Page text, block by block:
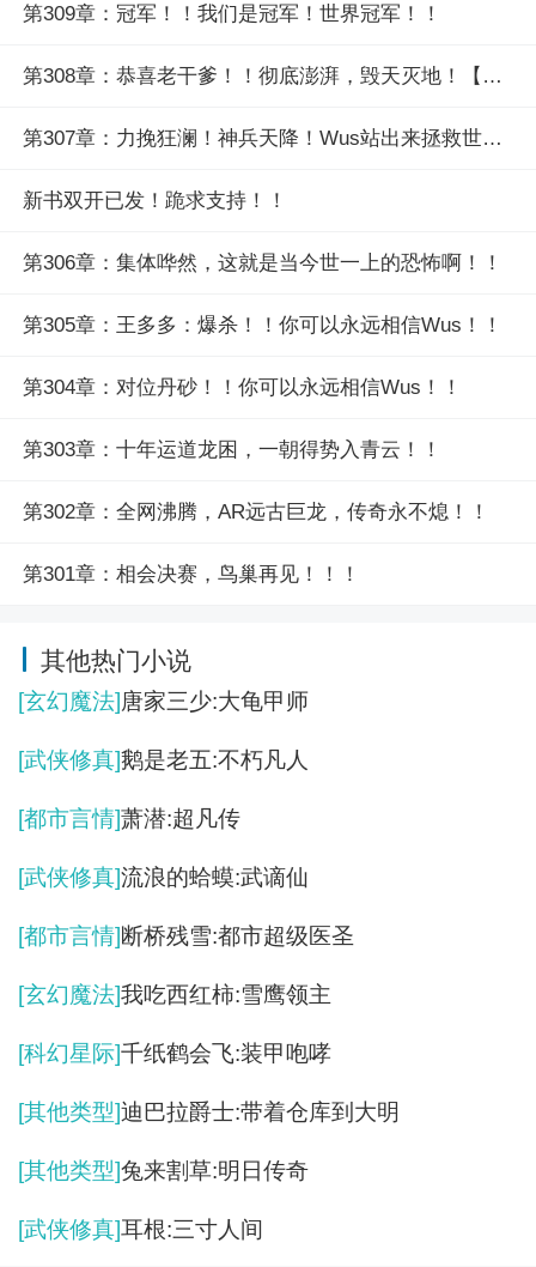
第309章：冠军！！我们是冠军！世界冠军！！
第308章：恭喜老干爹！！彻底澎湃，毁天灭地！【求月票】
第307章：力挽狂澜！神兵天降！Wus站出来拯救世界！【跪求支持新书】
新书双开已发！跪求支持！！
第306章：集体哗然，这就是当今世一上的恐怖啊！！
第305章：王多多：爆杀！！你可以永远相信Wus！！
第304章：对位丹砂！！你可以永远相信Wus！！
第303章：十年运道龙困，一朝得势入青云！！
第302章：全网沸腾，AR远古巨龙，传奇永不熄！！
第301章：相会决赛，鸟巢再见！！！
其他热门小说
[玄幻魔法]唐家三少:大龟甲师
[武侠修真]鹅是老五:不朽凡人
[都市言情]萧潜:超凡传
[武侠修真]流浪的蛤蟆:武谪仙
[都市言情]断桥残雪:都市超级医圣
[玄幻魔法]我吃西红柿:雪鹰领主
[科幻星际]千纸鹤会飞:装甲咆哮
[其他类型]迪巴拉爵士:带着仓库到大明
[其他类型]兔来割草:明日传奇
[武侠修真]耳根:三寸人间